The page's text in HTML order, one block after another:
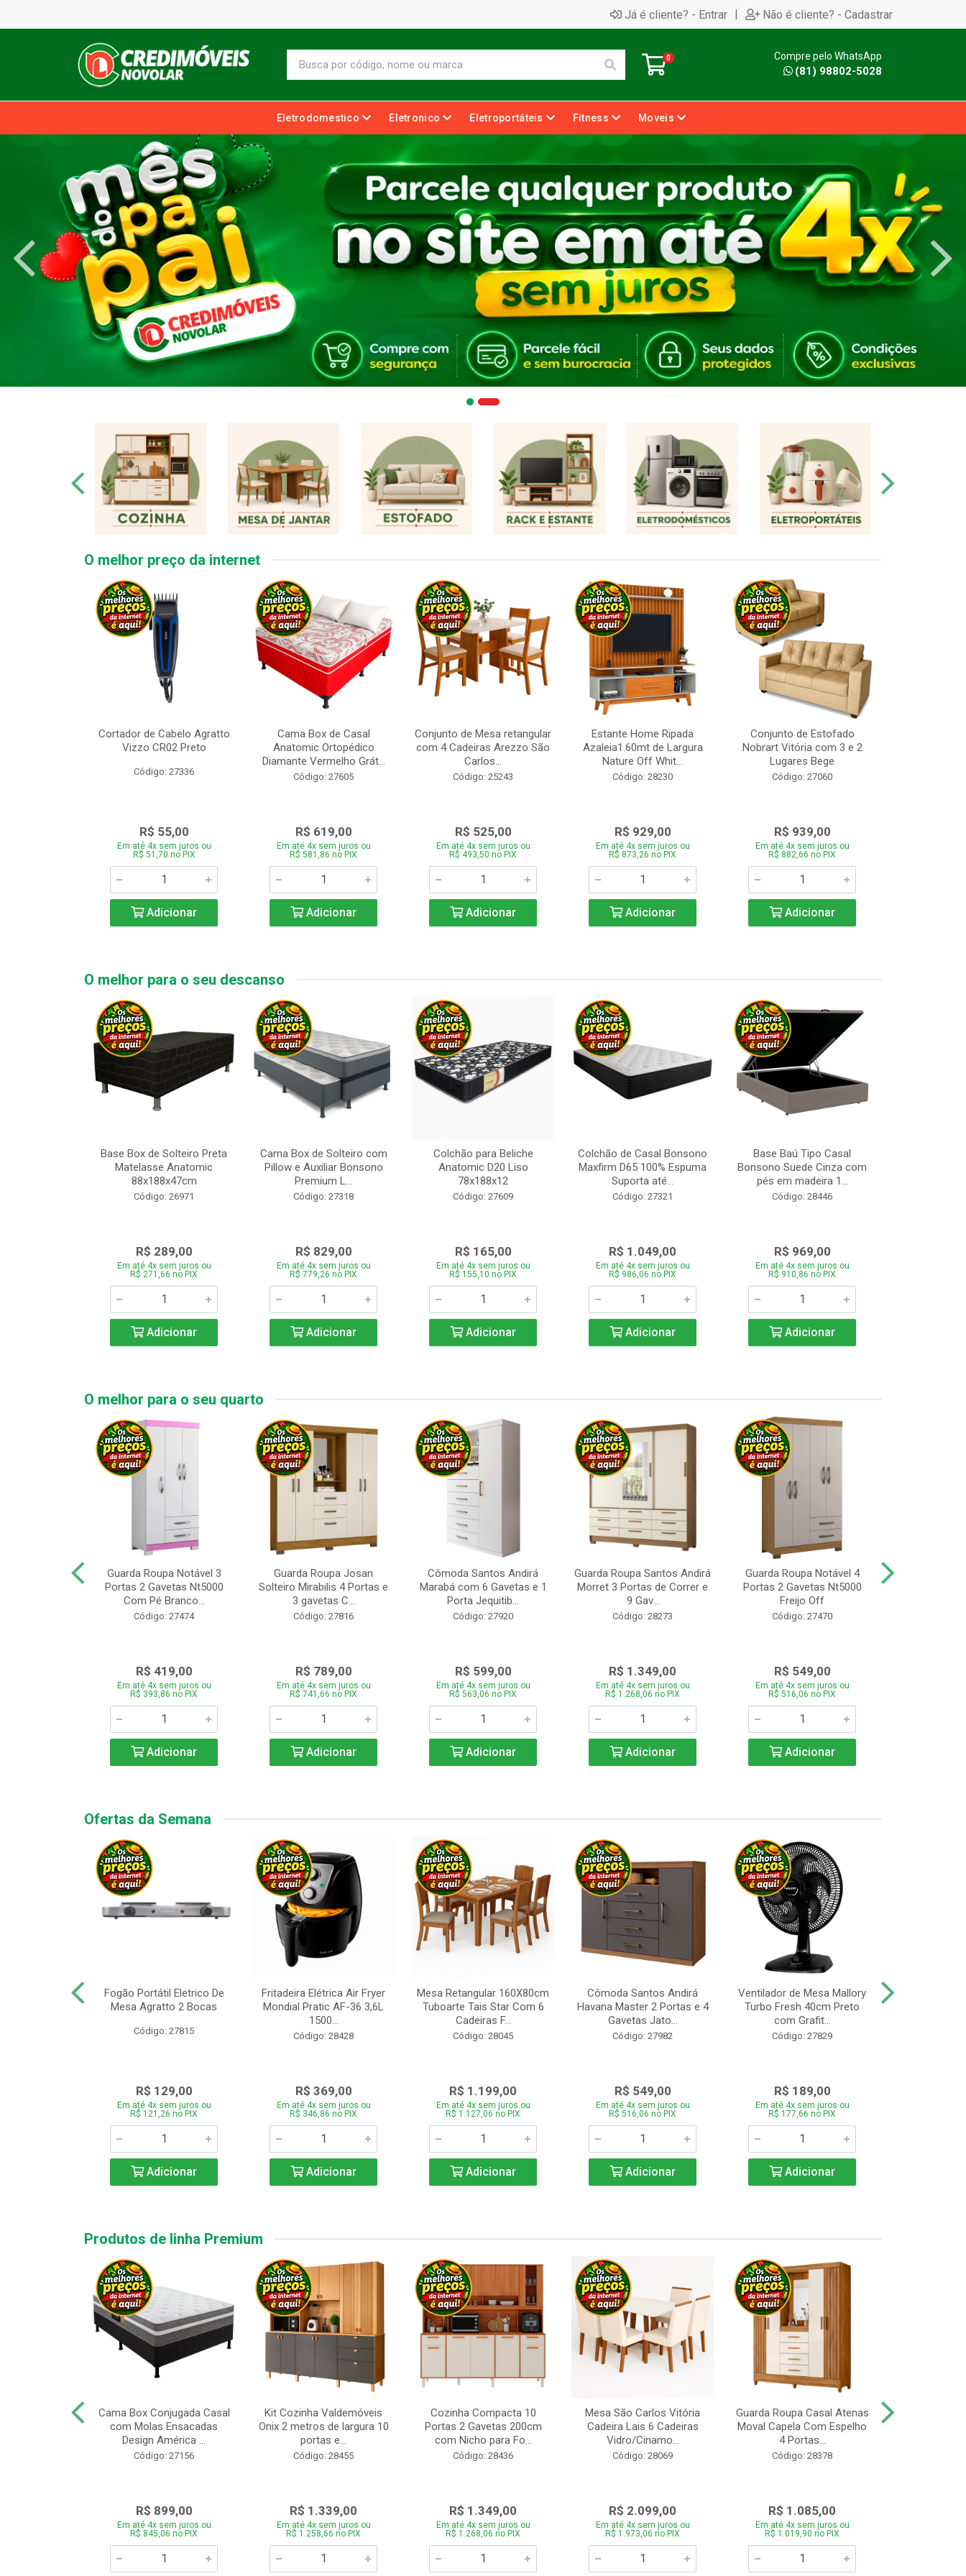
Já é cliente? - Entrar | Não é cliente? - Cadastrar
0 Compre pelo WhatsApp
(81) 98802-5028
Eletrodomestico Eletronico Eletroportáteis Fitness Moveis
O melhor preço da internet
Cortador de Cabelo Agratto
Vizzo CR02 Preto
Código: 27336
R$ 55,00
Em até 4x sem juros ou
R$ 51,70 no PIX
Adicionar
Cama Box de Casal
Anatomic Ortopédico
Diamante Vermelho Grát...
Código: 27605
R$ 619,00
Em até 4x sem juros ou
R$ 581,86 no PIX
Adicionar
Conjunto de Mesa retangular
com 4 Cadeiras Arezzo São
Carlos...
Código: 25243
R$ 525,00
Em até 4x sem juros ou
R$ 493,50 no PIX
Adicionar
Estante Home Ripada
Azaleia1.60mt de Largura
Nature Off Whit...
Código: 28230
R$ 929,00
Em até 4x sem juros ou
R$ 873,26 no PIX
Adicionar
Conjunto de Estofado
Nobrart Vitória com 3 e 2
Lugares Bege
Código: 27060
R$ 939,00
Em até 4x sem juros ou
R$ 882,66 no PIX
Adicionar
O melhor para o seu descanso
Base Box de Solteiro Preta
Matelasse Anatomic
88x188x47cm
Código: 26971
R$ 289,00
Em até 4x sem juros ou
R$ 271,66 no PIX
Adicionar
Cama Box de Solteiro com
Pillow e Auxiliar Bonsono
Premium L...
Código: 27318
R$ 829,00
Em até 4x sem juros ou
R$ 779,26 no PIX
Adicionar
Colchão para Beliche
Anatomic D20 Liso
78x188x12
Código: 27609
R$ 165,00
Em até 4x sem juros ou
R$ 155,10 no PIX
Adicionar
Colchão de Casal Bonsono
Maxfirm D65 100% Espuma
Suporta até...
Código: 27321
R$ 1.049,00
Em até 4x sem juros ou
R$ 986,06 no PIX
Adicionar
Base Baú Tipo Casal
Bonsono Suede Cinza com
pés em madeira 1...
Código: 28446
R$ 969,00
Em até 4x sem juros ou
R$ 910,86 no PIX
Adicionar
O melhor para o seu quarto
Guarda Roupa Notável 3
Portas 2 Gavetas Nt5000
Com Pé Branco...
Código: 27474
R$ 419,00
Em até 4x sem juros ou
R$ 393,86 no PIX
Adicionar
Guarda Roupa Josan
Solteiro Mirabilis 4 Portas e
3 gavetas C...
Código: 27816
R$ 789,00
Em até 4x sem juros ou
R$ 741,66 no PIX
Adicionar
Cômoda Santos Andirá
Marabá com 6 Gavetas e 1
Porta Jequitib...
Código: 27920
R$ 599,00
Em até 4x sem juros ou
R$ 563,06 no PIX
Adicionar
Guarda Roupa Santos Andirá
Morret 3 Portas de Correr e
9 Gav...
Código: 28273
R$ 1.349,00
Em até 4x sem juros ou
R$ 1.268,06 no PIX
Adicionar
Guarda Roupa Notável 4
Portas 2 Gavetas Nt5000
Freijo Off
Código: 27470
R$ 549,00
Em até 4x sem juros ou
R$ 516,06 no PIX
Adicionar
Ofertas da Semana
Fogão Portátil Eletrico De
Mesa Agratto 2 Bocas
Código: 27815
R$ 129,00
Em até 4x sem juros ou
R$ 121,26 no PIX
Adicionar
Fritadeira Elétrica Air Fryer
Mondial Pratic AF-36 3,6L
1500...
Código: 28428
R$ 369,00
Em até 4x sem juros ou
R$ 346,86 no PIX
Adicionar
Mesa Retangular 160X80cm
Tuboarte Tais Star Com 6
Cadeiras F...
Código: 28045
R$ 1.199,00
Em até 4x sem juros ou
R$ 1.127,06 no PIX
Adicionar
Cômoda Santos Andirá
Havana Master 2 Portas e 4
Gavetas Jato...
Código: 27982
R$ 549,00
Em até 4x sem juros ou
R$ 516,06 no PIX
Adicionar
Ventilador de Mesa Mallory
Turbo Fresh 40cm Preto
com Grafit...
Código: 27829
R$ 189,00
Em até 4x sem juros ou
R$ 177,66 no PIX
Adicionar
Produtos de linha Premium
Cama Box Conjugada Casal
com Molas Ensacadas
Design América ...
Código: 27156
R$ 899,00
Em até 4x sem juros ou
R$ 845,06 no PIX
Kit Cozinha Valdemóveis
Onix 2 metros de largura 10
portas e...
Código: 28455
R$ 1.339,00
Em até 4x sem juros ou
R$ 1.258,66 no PIX
Cozinha Compacta 10
Portas 2 Gavetas 200cm
com Nicho para Fo...
Código: 28436
R$ 1.349,00
Em até 4x sem juros ou
R$ 1.268,06 no PIX
Mesa São Carlos Vitória
Cadeira Lais 6 Cadeiras
Vidro/Cinamo...
Código: 28069
R$ 2.099,00
Em até 4x sem juros ou
R$ 1.973,06 no PIX
Guarda Roupa Casal Atenas
Moval Capela Com Espelho
4 Portas...
Código: 28378
R$ 1.085,00
Em até 4x sem juros ou
R$ 1.019,90 no PIX